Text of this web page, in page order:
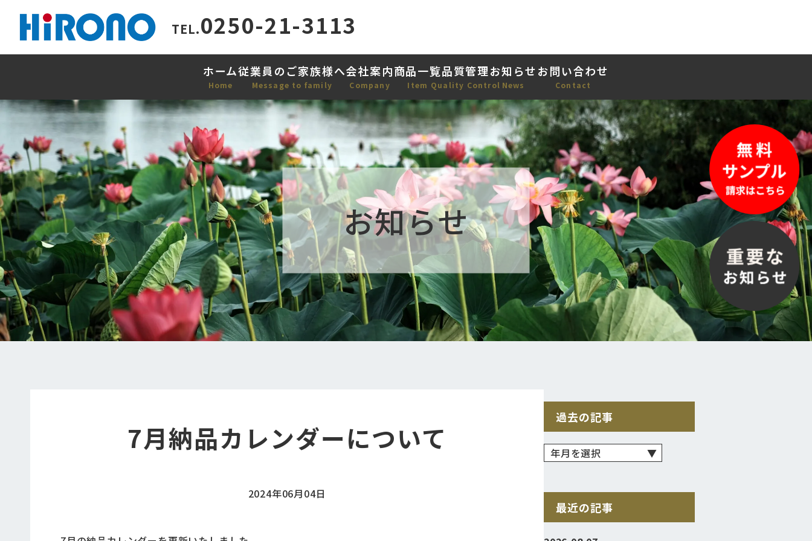
TEL.0250-21-3113
ホーム
Home
従業員のご家族様へ
Message to family
会社案内
Company
商品一覧
Item
品質管理
Quality Control
お知らせ
News
お問い合わせ
Contact
お知らせ
7月納品カレンダーについて
2024年06月04日
過去の記事
最近の記事